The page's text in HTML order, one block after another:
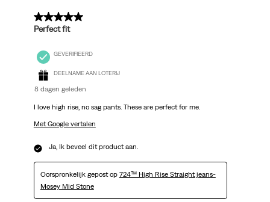
5 van 5 sterren.
Perfect fit
GEVERIFIEERD
DEELNAME AAN LOTERIJ
8 dagen geleden
I love high rise, no sag pants. These are perfect for me.
Met Google vertalen
Ja, Ik beveel dit product aan.
Oorspronkelijk gepost op 724™ High Rise Straight jeans-
Mosey Mid Stone